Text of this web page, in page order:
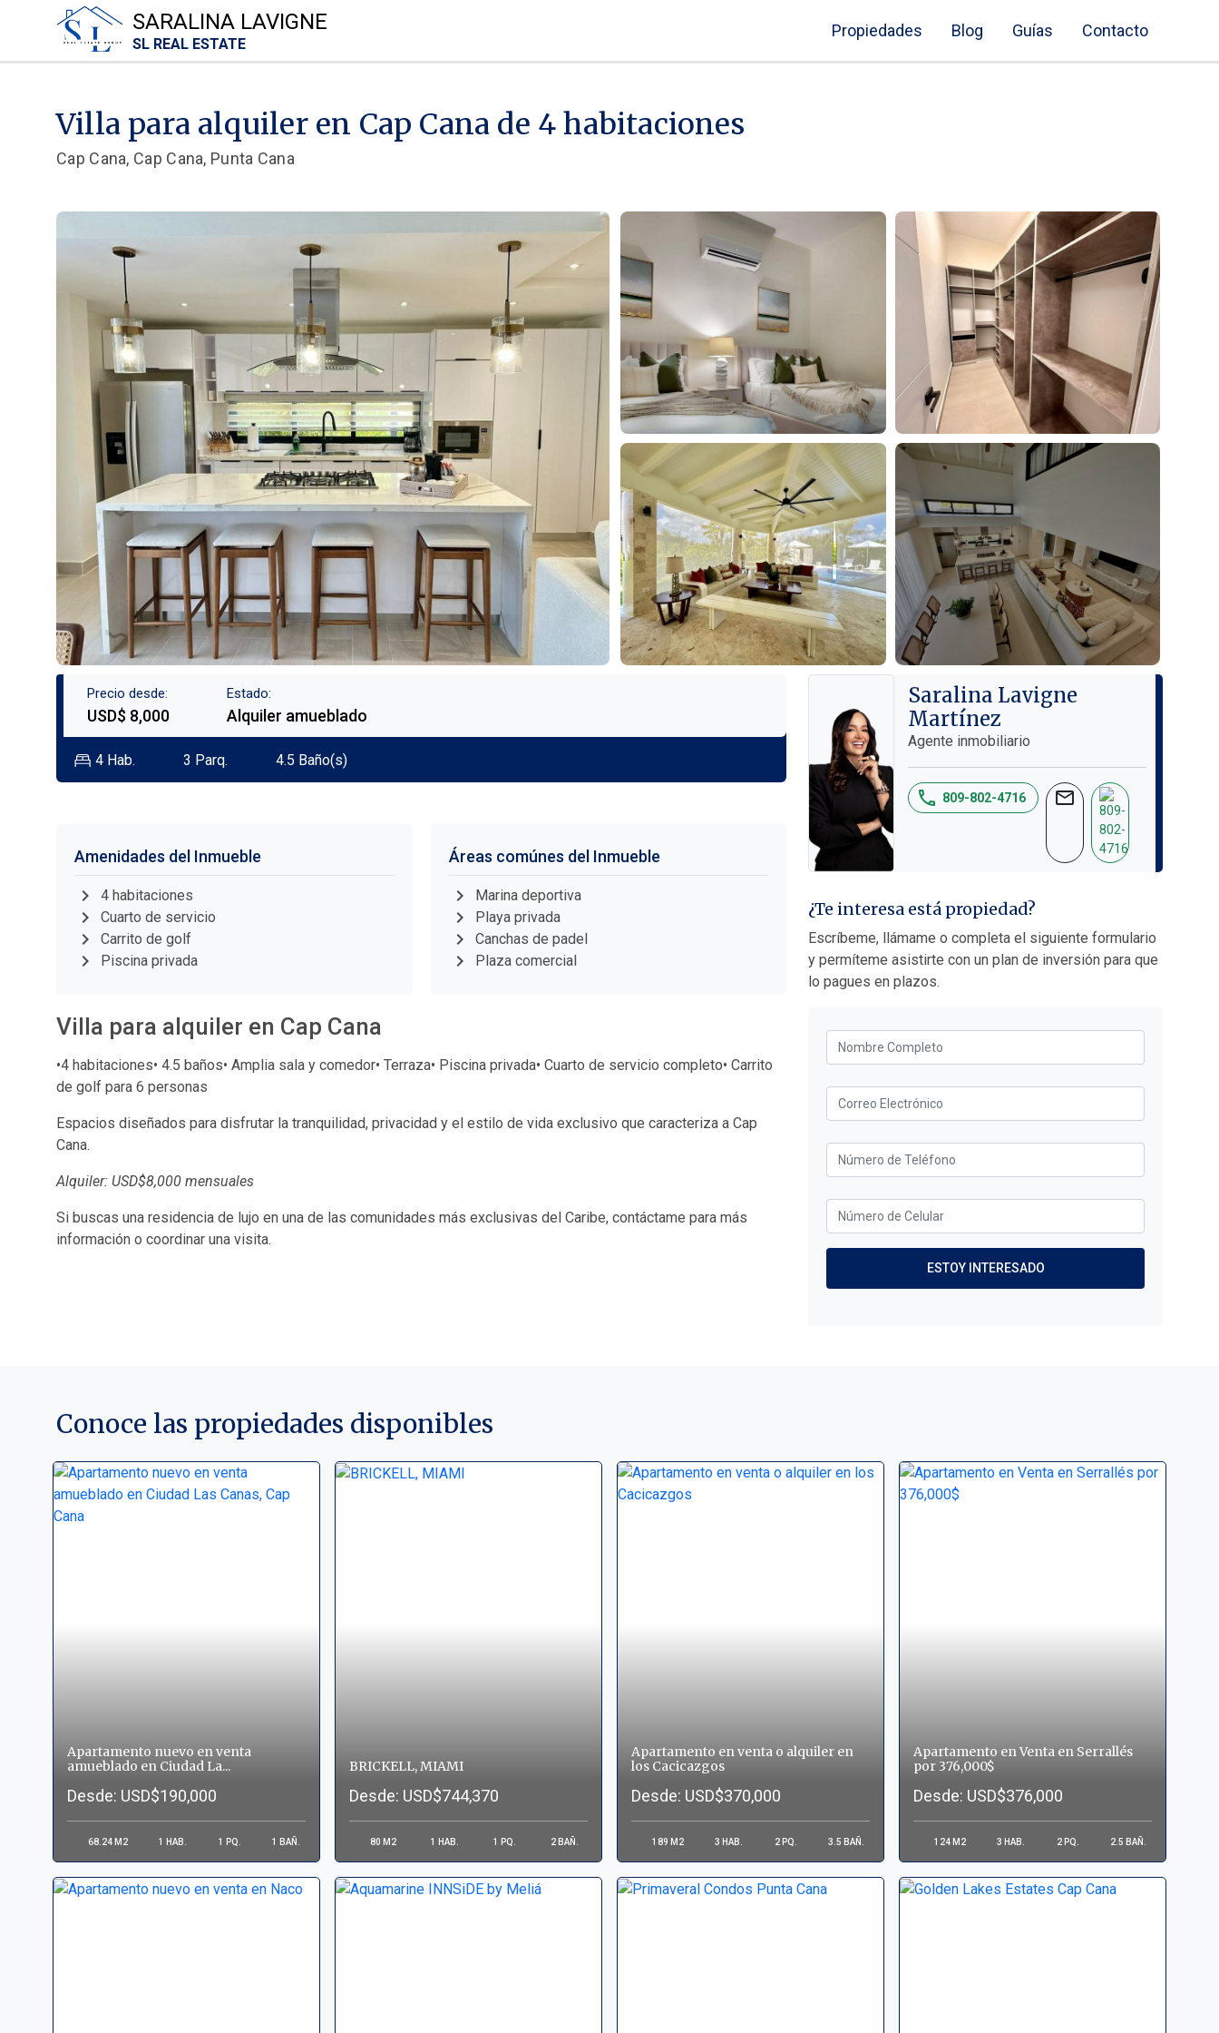
SARALINA LAVIGNE
SL REAL ESTATE
Propiedades Blog Guías Contacto
Villa para alquiler en Cap Cana de 4 habitaciones
Cap Cana, Cap Cana, Punta Cana
Precio desde:
USD$ 8,000
Estado:
Alquiler amueblado
4 Hab. 3 Parq. 4.5 Baño(s)
Amenidades del Inmueble
chevron_right 4 habitaciones
chevron_right Cuarto de servicio
chevron_right Carrito de golf
chevron_right Piscina privada
Áreas comúnes del Inmueble
chevron_right Marina deportiva
chevron_right Playa privada
chevron_right Canchas de padel
chevron_right Plaza comercial
Villa para alquiler en Cap Cana
•4 habitaciones• 4.5 baños• Amplia sala y comedor• Terraza• Piscina privada• Cuarto de servicio completo• Carrito
de golf para 6 personas
Espacios diseñados para disfrutar la tranquilidad, privacidad y el estilo de vida exclusivo que caracteriza a Cap
Cana.
Alquiler: USD$8,000 mensuales
Si buscas una residencia de lujo en una de las comunidades más exclusivas del Caribe, contáctame para más
información o coordinar una visita.
Saralina Lavigne
Martínez
Agente inmobiliario
phone 809-802-4716 mail
¿Te interesa está propiedad?
Escríbeme, llámame o completa el siguiente formulario
y permíteme asistirte con un plan de inversión para que
lo pagues en plazos.
Conoce las propiedades disponibles
Apartamento nuevo en venta
amueblado en Ciudad La...
Desde: USD$190,000
68.24 M2 1 HAB. 1 PQ. 1 BAÑ.
BRICKELL, MIAMI
Desde: USD$744,370
80 M2 1 HAB. 1 PQ. 2 BAÑ.
Apartamento en venta o alquiler en
los Cacicazgos
Desde: USD$370,000
189 M2 3 HAB. 2PQ. 3.5 BAÑ.
Apartamento en Venta en Serrallés
por 376,000$
Desde: USD$376,000
124 M2 3 HAB. 2PQ. 2.5 BAÑ.